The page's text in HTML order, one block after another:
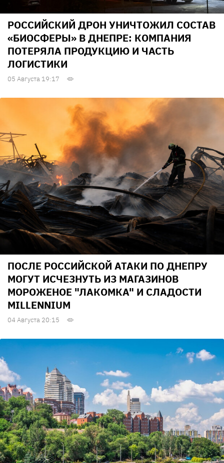
РОССИЙСКИЙ ДРОН УНИЧТОЖИЛ СОСТАВ
«БИОСФЕРЫ» В ДНЕПРЕ: КОМПАНИЯ
ПОТЕРЯЛА ПРОДУКЦИЮ И ЧАСТЬ
ЛОГИСТИКИ
05 Августа 19:17
ПОСЛЕ РОССИЙСКОЙ АТАКИ ПО ДНЕПРУ
МОГУТ ИСЧЕЗНУТЬ ИЗ МАГАЗИНОВ
МОРОЖЕНОЕ "ЛАКОМКА" И СЛАДОСТИ
MILLENNIUM
04 Августа 20:15